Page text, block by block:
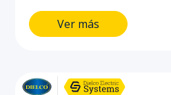
uniforme de luz. Bajo
hasta el 80% de
compactos
Ver más